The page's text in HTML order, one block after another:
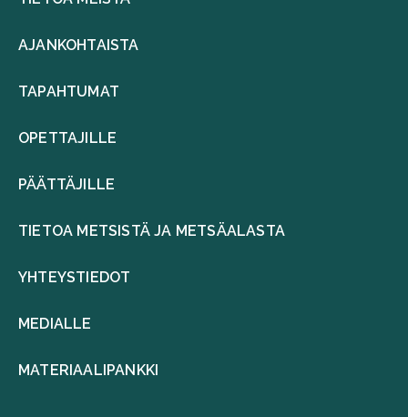
AJANKOHTAISTA
TAPAHTUMAT
OPETTAJILLE
PÄÄTTÄJILLE
TIETOA METSISTÄ JA METSÄALASTA
YHTEYSTIEDOT
MEDIALLE
MATERIAALIPANKKI